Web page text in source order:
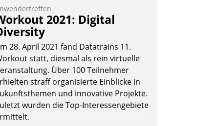
mit der Einführung einer neuen
ist es nicht getan. Die
erfordert von
Unternehmen die Bereitschaft, sich zu
zu hinterfragen und zu
2021: Digital
28. April 2021 fand Datatrains 11.
statt, diesmal als rein virtuelle
Über 100 Teilnehmer
straff organisierte Einblicke in
und innovative Projekte.
wurden die Top-Interessengebiete